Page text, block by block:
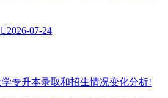
2026-07-24
学专升本录取和招生情况变化分析!